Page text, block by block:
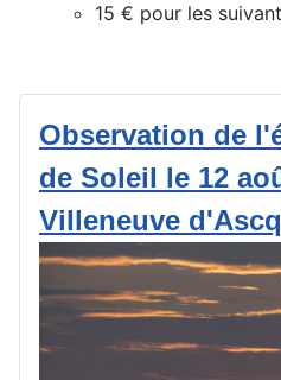
15 € pour les
Observation de
de Soleil le 12
Villeneuve d'Ascq